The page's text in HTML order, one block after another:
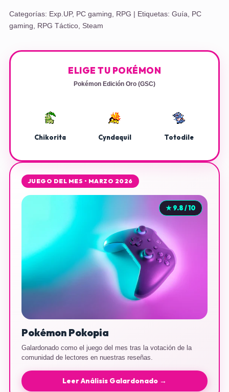
Categorías: Exp.UP, PC gaming, RPG | Etiquetas: Guía, PC
gaming, RPG Táctico, Steam
ELIGE TU POKÉMON
Pokémon Edición Oro (GSC)
Chikorita Cyndaquil Totodile
JUEGO DEL MES • MARZO 2026
★ 9.8 / 10
Pokémon Pokopia
Galardonado como el juego del mes tras la votación de la
comunidad de lectores en nuestras reseñas.
Leer Análisis Galardonado →